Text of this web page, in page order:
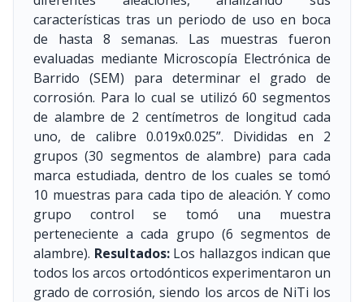
características tras un periodo de uso en boca
de hasta 8 semanas. Las muestras fueron
evaluadas mediante Microscopía Electrónica de
Barrido (SEM) para determinar el grado de
corrosión. Para lo cual se utilizó 60 segmentos
de alambre de 2 centímetros de longitud cada
uno, de calibre 0.019x0.025”. Divididas en 2
grupos (30 segmentos de alambre) para cada
marca estudiada, dentro de los cuales se tomó
10 muestras para cada tipo de aleación. Y como
grupo control se tomó una muestra
perteneciente a cada grupo (6 segmentos de
alambre). Resultados:Los hallazgos indican que
todos los arcos ortodónticos experimentaron un
grado de corrosión, siendo los arcos de NiTi los